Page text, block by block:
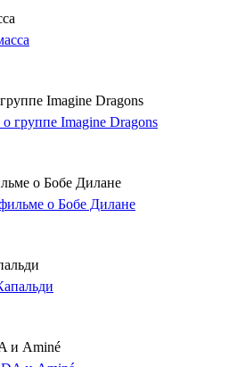
Imagine Dragons
о Бобе Дилане
и Aminé